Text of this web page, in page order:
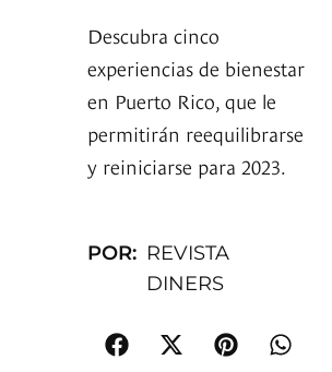
Descubra cinco
experiencias de bienestar
en Puerto Rico, que le
permitirán reequilibrarse
y reiniciarse para 2023.
POR: REVISTA
DINERS